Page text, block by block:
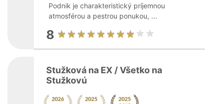
Podnik je charakteristický príjemnou
atmosférou a pestrou ponukou, ...
8
Stužková na EX / Všetko na
Stužkovú